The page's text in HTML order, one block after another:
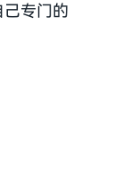
专门的